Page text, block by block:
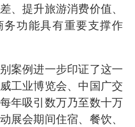
、提升旅游消费价值、
功能具有重要支撑作
案例进一步印证了这一
工业博览会、中国广交
年吸引数万乃至数十万
展会期间住宿、餐饮、